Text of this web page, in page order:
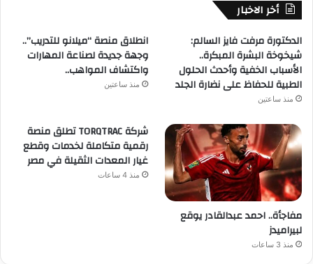
أخر الاخبار
الدكتورة مرفت فايز السالم:
شيخوخة البشرة المبكرة..
الأسباب الخفية وأحدث الحلول
الطبية للحفاظ على نضارة الجلد
منذ ساعتين
انطلاق منصة “ميلانو للتدريب”..
وجهة جديدة لصناعة المهارات
واكتشاف المواهب..
منذ ساعتين
مفاجأة.. احمد عبدالقادر يوقع
لبيراميدز
منذ 3 ساعات
شركة TORQTRAC تطلق منصة
رقمية متكاملة لخدمات وقطع
غيار المعدات الثقيلة في مصر
منذ 4 ساعات